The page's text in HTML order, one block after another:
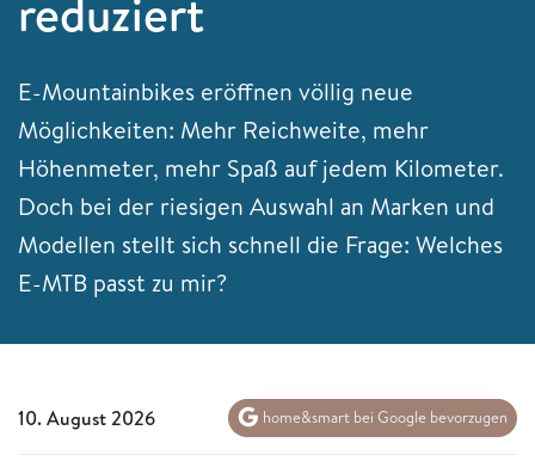
E-Mountainbikes eröffnen völlig neue
Möglichkeiten: Mehr Reichweite, mehr
Höhenmeter, mehr Spaß auf jedem Kilometer.
Doch bei der riesigen Auswahl an Marken und
Modellen stellt sich schnell die Frage: Welches
E-MTB passt zu mir?
10. August 2026 home&smart bei Google bevorzugen